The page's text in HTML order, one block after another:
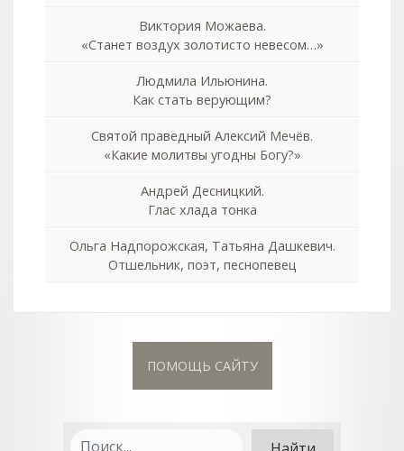
Виктория Можаева.
«Станет воздух золотисто невесом…»
Людмила Ильюнина.
Как стать верующим?
Святой праведный Алексий Мечёв.
«Какие молитвы угодны Богу?»
Андрей Десницкий.
Глас хлада тонка
Ольга Надпорожская, Татьяна Дашкевич.
Отшельник, поэт, песнопевец
ПОМОЩЬ САЙТУ